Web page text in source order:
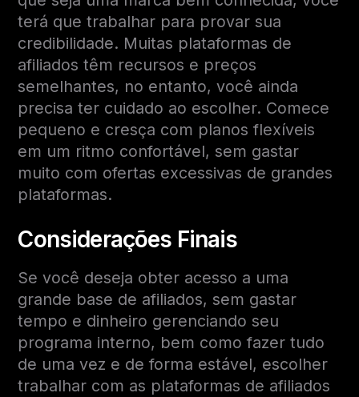
terá que trabalhar para provar sua
credibilidade. Muitas plataformas de
afiliados têm recursos e preços
semelhantes, no entanto, você ainda
precisa ter cuidado ao escolher. Comece
pequeno e cresça com planos flexíveis
em um ritmo confortável, sem gastar
muito com ofertas excessivas de grandes
plataformas.
Considerações Finais
Se você deseja obter acesso a uma
grande base de afiliados, sem gastar
tempo e dinheiro gerenciando seu
programa interno, bem como fazer tudo
de uma vez e de forma estável, escolher
trabalhar com as plataformas de afiliados